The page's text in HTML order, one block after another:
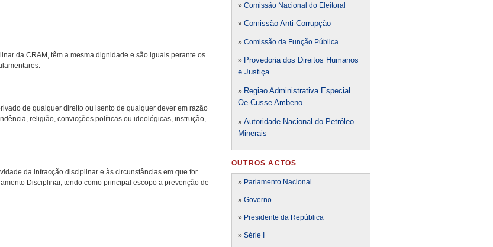
da CRAM, têm a mesma dignidade e são iguais perante os
de qualquer direito ou isento de qualquer dever em razão
religião, convicções políticas ou ideológicas, instrução,
da infracção disciplinar e às circunstâncias em que for
Disciplinar, tendo como principal escopo a prevenção de
» Comissão Nacional do Eleitoral
» Comissão Anti-Corrupção
» Comissão da Função Pública
» Provedoria dos Direitos Humanos
e Justiça
» Regiao Administrativa Especial
Oe-Cusse Ambeno
» Autoridade Nacional do Petróleo
Minerais
OUTROS ACTOS
» Parlamento Nacional
» Governo
» Presidente da República
» Série I